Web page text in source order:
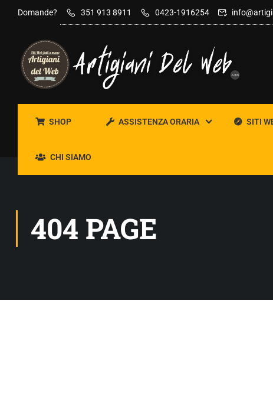
Domande? 351 913 8911 0423-1916254
SHOP ASSISTENZA ORARIA SITI
CHI SIAMO
404 PAGE